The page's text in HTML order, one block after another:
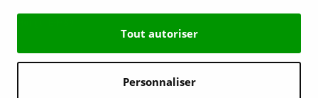
Tout autoriser
Personnaliser
Sites de Hongqi